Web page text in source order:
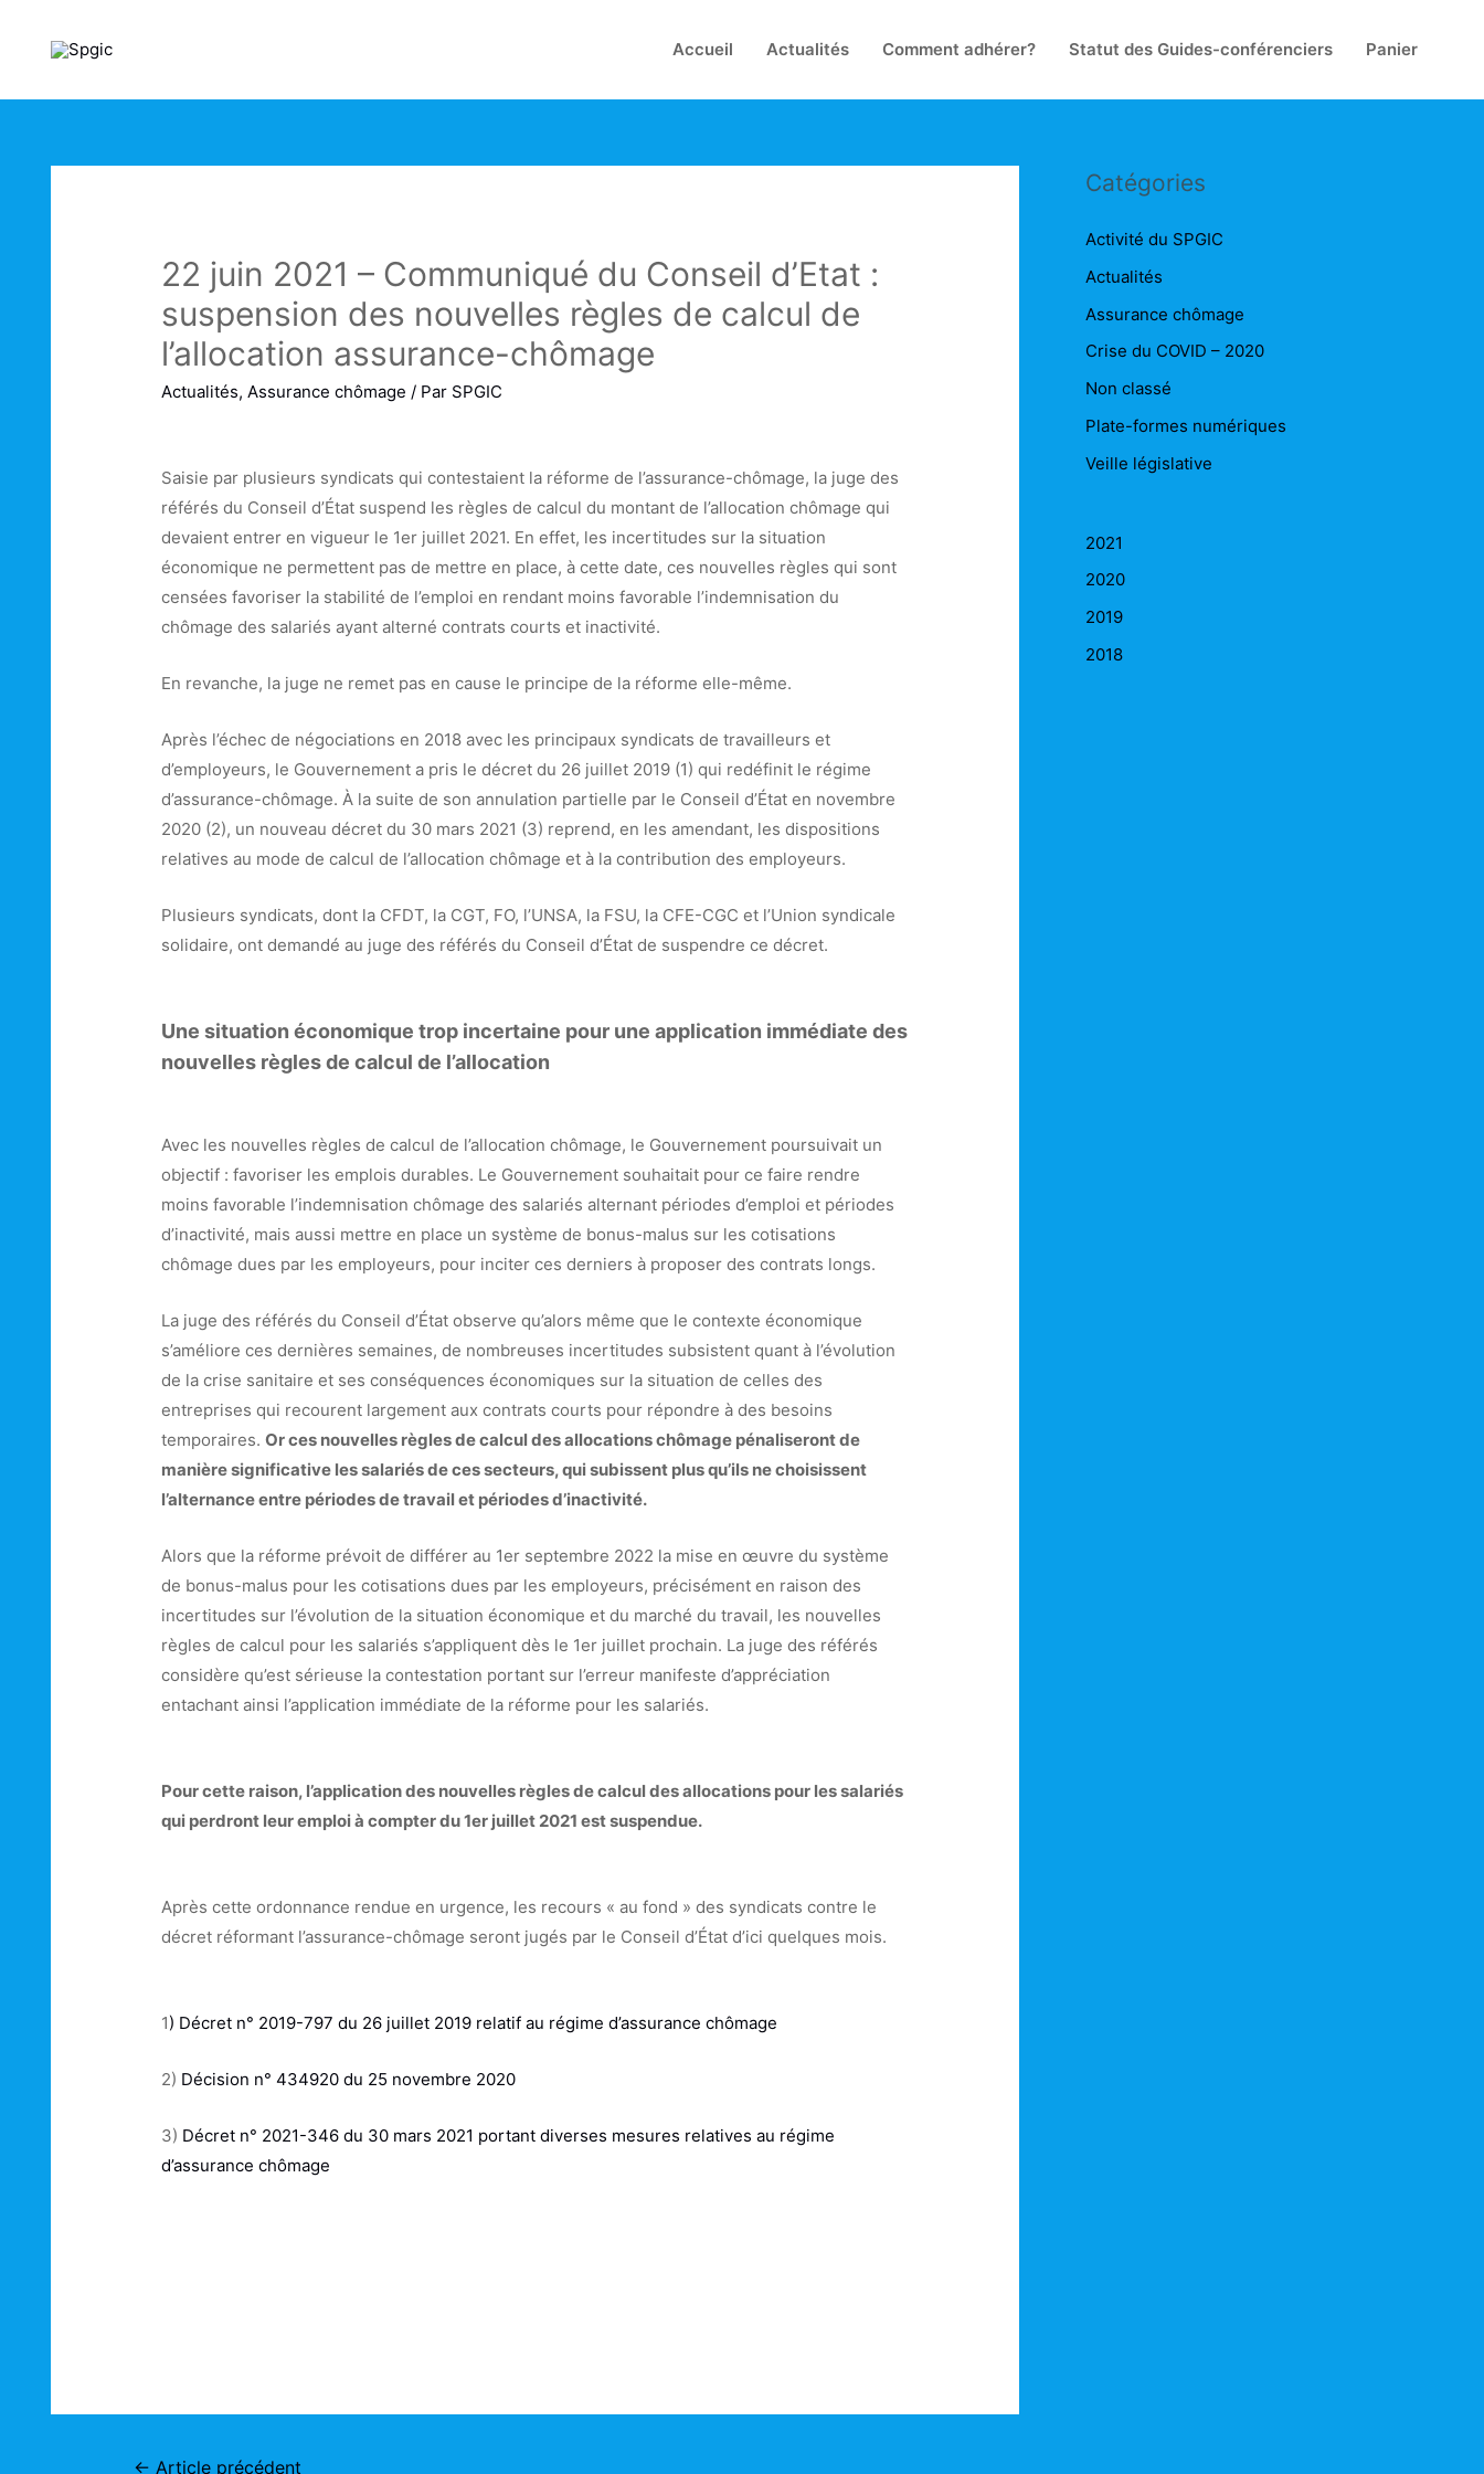
Accueil Actualités Comment adhérer? Statut des Guides-conférenciers Panier
22 juin 2021 – Communiqué du Conseil d’Etat :
suspension des nouvelles règles de calcul de
l’allocation assurance-chômage
Actualités, Assurance chômage / Par SPGIC
Saisie par plusieurs syndicats qui contestaient la réforme de l’assurance-chômage, la juge des
référés du Conseil d’État suspend les règles de calcul du montant de l’allocation chômage qui
devaient entrer en vigueur le 1er juillet 2021. En effet, les incertitudes sur la situation
économique ne permettent pas de mettre en place, à cette date, ces nouvelles règles qui sont
censées favoriser la stabilité de l’emploi en rendant moins favorable l’indemnisation du
chômage des salariés ayant alterné contrats courts et inactivité.
En revanche, la juge ne remet pas en cause le principe de la réforme elle-même.
Après l’échec de négociations en 2018 avec les principaux syndicats de travailleurs et
d’employeurs, le Gouvernement a pris le décret du 26 juillet 2019 (1) qui redéfinit le régime
d’assurance-chômage. À la suite de son annulation partielle par le Conseil d’État en novembre
2020 (2), un nouveau décret du 30 mars 2021 (3) reprend, en les amendant, les dispositions
relatives au mode de calcul de l’allocation chômage et à la contribution des employeurs.
Plusieurs syndicats, dont la CFDT, la CGT, FO, l’UNSA, la FSU, la CFE-CGC et l’Union syndicale
solidaire, ont demandé au juge des référés du Conseil d’État de suspendre ce décret.
Une situation économique trop incertaine pour une application immédiate des
nouvelles règles de calcul de l’allocation
Avec les nouvelles règles de calcul de l’allocation chômage, le Gouvernement poursuivait un
objectif : favoriser les emplois durables. Le Gouvernement souhaitait pour ce faire rendre
moins favorable l’indemnisation chômage des salariés alternant périodes d’emploi et périodes
d’inactivité, mais aussi mettre en place un système de bonus-malus sur les cotisations
chômage dues par les employeurs, pour inciter ces derniers à proposer des contrats longs.
La juge des référés du Conseil d’État observe qu’alors même que le contexte économique
s’améliore ces dernières semaines, de nombreuses incertitudes subsistent quant à l’évolution
de la crise sanitaire et ses conséquences économiques sur la situation de celles des
entreprises qui recourent largement aux contrats courts pour répondre à des besoins
temporaires. Or ces nouvelles règles de calcul des allocations chômage pénaliseront de
manière significative les salariés de ces secteurs, qui subissent plus qu’ils ne choisissent
l’alternance entre périodes de travail et périodes d’inactivité.
Alors que la réforme prévoit de différer au 1er septembre 2022 la mise en œuvre du système
de bonus-malus pour les cotisations dues par les employeurs, précisément en raison des
incertitudes sur l’évolution de la situation économique et du marché du travail, les nouvelles
règles de calcul pour les salariés s’appliquent dès le 1er juillet prochain. La juge des référés
considère qu’est sérieuse la contestation portant sur l’erreur manifeste d’appréciation
entachant ainsi l’application immédiate de la réforme pour les salariés.
Pour cette raison, l’application des nouvelles règles de calcul des allocations pour les salariés
qui perdront leur emploi à compter du 1er juillet 2021 est suspendue.
Après cette ordonnance rendue en urgence, les recours « au fond » des syndicats contre le
décret réformant l’assurance-chômage seront jugés par le Conseil d’État d’ici quelques mois.
1) Décret n° 2019-797 du 26 juillet 2019 relatif au régime d’assurance chômage
2) Décision n° 434920 du 25 novembre 2020
3) Décret n° 2021-346 du 30 mars 2021 portant diverses mesures relatives au régime
d’assurance chômage
Navigation
← Article précédent
Catégories
Activité du SPGIC
Actualités
Assurance chômage
Crise du COVID – 2020
Non classé
Plate-formes numériques
Veille législative
2021
2020
2019
2018